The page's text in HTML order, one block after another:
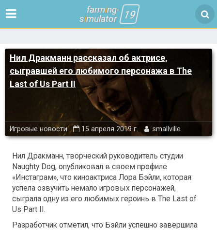
farming-
simulator 19
Игровые новости 15 апреля 2019 г. smallville
Нил Дракманн рассказал об актрисе,
сыгравшей его любимого персонажа в The
Last of Us Part II
Нил Дракманн, творческий руководитель студии
Naughty Dog, опубликовал в своем профиле
«Инстаграм», что киноактриса Лора Бэйли, которая
успела озвучить немало игровых персонажей,
сыграла одну из его любимых героинь в The Last of
Us Part II.
Разработчик отметил, что Бэйли успешно завершила